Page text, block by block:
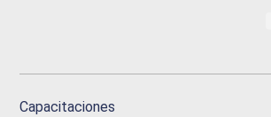
Capacitaciones